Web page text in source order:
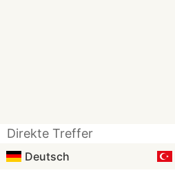
Direkte Treffer
Deutsch